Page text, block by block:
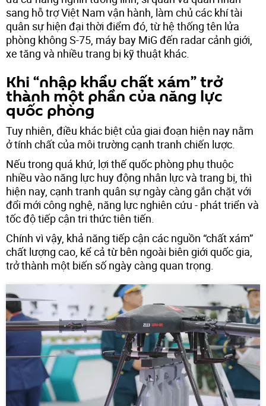
sang hỗ trợ Việt Nam vận hành, làm chủ các khí tài
quân sự hiện đại thời điểm đó, từ hệ thống tên lửa
phòng không S-75, máy bay MiG đến radar cảnh giới,
xe tăng và nhiều trang bị kỹ thuật khác.
Khi “nhập khẩu chất xám” trở
thành một phần của năng lực
quốc phòng
Tuy nhiên, điều khác biệt của giai đoạn hiện nay nằm
ở tính chất của môi trường cạnh tranh chiến lược.
Nếu trong quá khứ, lợi thế quốc phòng phụ thuộc
nhiều vào năng lực huy động nhân lực và trang bị, thì
hiện nay, cạnh tranh quân sự ngày càng gắn chặt với
đổi mới công nghệ, năng lực nghiên cứu - phát triển và
tốc độ tiếp cận tri thức tiên tiến.
Chính vì vậy, khả năng tiếp cận các nguồn “chất xám”
chất lượng cao, kể cả từ bên ngoài biên giới quốc gia,
trở thành một biến số ngày càng quan trọng.